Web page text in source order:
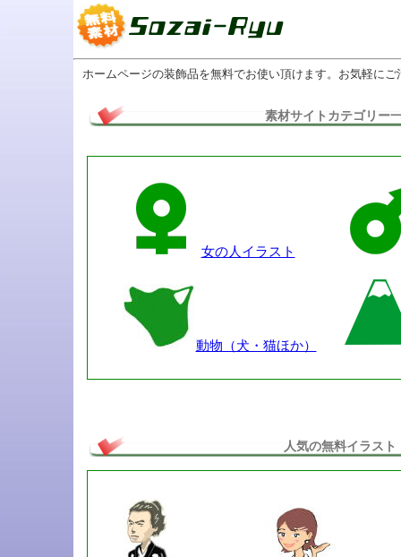
ホームページの装飾品を無料でお使い頂けます。お気軽にご
素材サイトカテゴリー
女の人イラスト
動物（犬・猫ほか）
人気の無料イラスト